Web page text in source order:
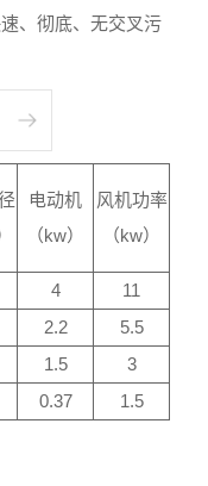
、彻底、无交叉污
电动机
（kw）
风机功率
（kw）
4
11
2.2
5.5
1.5
3
0.37 1.5